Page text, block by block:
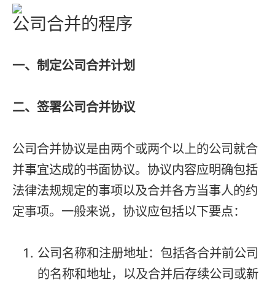
公司合并的程序
一、制定公司合并计划
二、签署公司合并协议
公司合并协议是由两个或两个以上的公司就合
并事宜达成的书面协议。协议内容应明确包括
法律法规规定的事项以及合并各方当事人的约
定事项。一般来说，协议应包括以下要点：
公司名称和注册地址：包括各合并前公司
的名称和地址，以及合并后存续公司或新